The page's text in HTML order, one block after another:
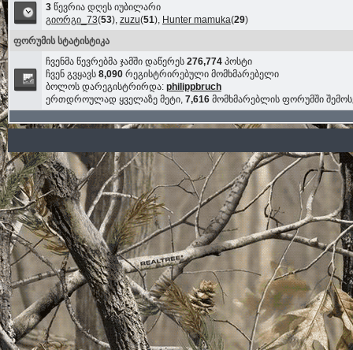
3წევრია დღეს იუბილარი
გიორგი_73(53), zuzu(51), Hunter mamuka(29)
ფორუმის სტატისტიკა
ჩვენმა წევრებმა ჯამში დაწერეს 276,774პოსტი
ჩვენ გვყავს 8,090რეგისტრირებული მომხმარებელი
ბოლოს დარეგისტრირდა: philippbruch
ერთდროულად ყველაზე მეტი, 7,616მომხმარებლის ფორუმში